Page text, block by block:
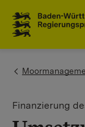
You are here:
Finanzierung